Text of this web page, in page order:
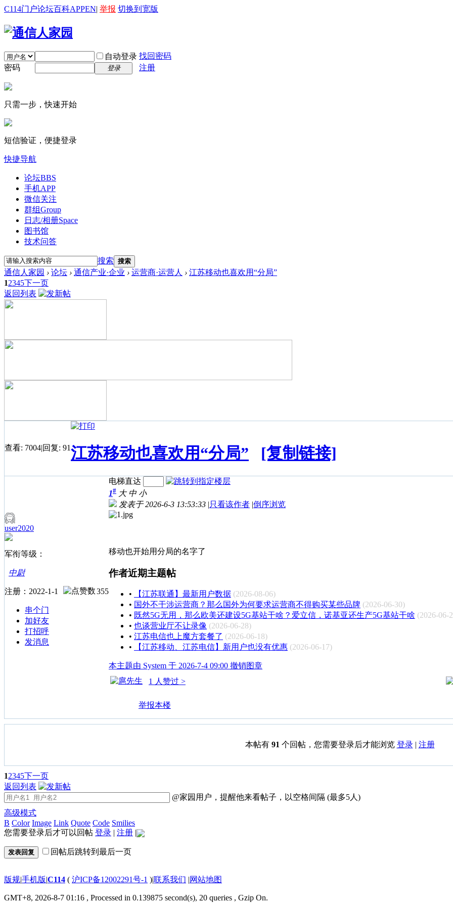
C114门户论坛百科APPEN| 举报 切换到宽版
自动登录 找回密码
密码
登录 注册
只需一步，快速开始
短信验证，便捷登录
快捷导航
论坛BBS
手机APP
微信关注
群组Group
日志/相册Space
图书馆
技术问答
搜索 搜索
通信人家园 › 论坛 › 通信产业·企业 › 运营商·运营人 › 江苏移动也喜欢用“分局”
12345下一页
返回列表
查看: 7004|回复: 91江苏移动也喜欢用“分局” [复制链接]
user2020
军衔等级：
中尉
注册：2022-1-1 355
串个门
加好友
打招呼
发消息
电梯直达
1# 大 中 小
发表于 2026-6-3 13:53:33 |只看该作者 |倒序浏览
移动也开始用分局的名字了
作者近期主题帖
• 【江苏联通】最新用户数据 (2026-08-06)
• 国外不干涉运营商？那么国外为何要求运营商不得购买某些品牌 (2026-06-30)
• 既然5G无用，那么欧美还建设5G基站干啥？爱立信，诺基亚还生产5G基站干啥 (2026-06-
• 也谈营业厅不让录像 (2026-06-28)
• 江苏电信也上魔方套餐了 (2026-06-18)
•
【江苏移动、江苏电信】新用户也没有优惠 (2026-06-17)
本主题由 System 于 2026-7-4 09:00 撤销图章
1 人赞过 >
举报本楼
本帖有 91 个回帖，您需要登录后才能浏览 登录| 注册
12345下一页
返回列表
@家园用户，提醒他来看帖子，以空格间隔 (最多5人)
高级模式
B Color Image Link Quote Code Smilies
您需要登录后才可以回帖 登录 | 注册 |
发表回复 回帖后跳转到最后一页
版规|手机版|C114 ( 沪ICP备12002291号-1 )|联系我们 |网站地图
GMT+8, 2026-8-7 01:16 , Processed in 0.139875 second(s), 20 queries , Gzip On.